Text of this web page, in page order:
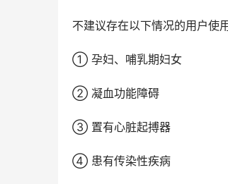
不建议存在以下情况的用户使
① 孕妇、哺乳期妇女
② 凝血功能障碍
③ 置有心脏起搏器
④ 患有传染性疾病